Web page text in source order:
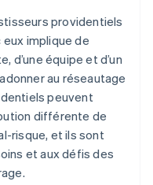
providentiels
implique de
d’une équipe et d’un
au réseautage
peuvent
différente de
risque, et ils sont
et aux défis des